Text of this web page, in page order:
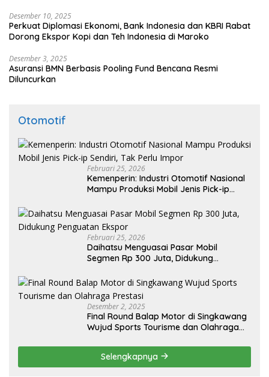
Desember 10, 2025
Perkuat Diplomasi Ekonomi, Bank Indonesia dan KBRI Rabat
Dorong Ekspor Kopi dan Teh Indonesia di Maroko
Desember 3, 2025
Asuransi BMN Berbasis Pooling Fund Bencana Resmi
Diluncurkan
Otomotif
Februari 25, 2026
Kemenperin: Industri Otomotif Nasional
Mampu Produksi Mobil Jenis Pick-ip
Februari 25, 2026
Daihatsu Menguasai Pasar Mobil
Segmen Rp 300 Juta, Didukung
Desember 2, 2025
Final Round Balap Motor di Singkawang
Wujud Sports Tourisme dan Olahraga
Selengkapnya